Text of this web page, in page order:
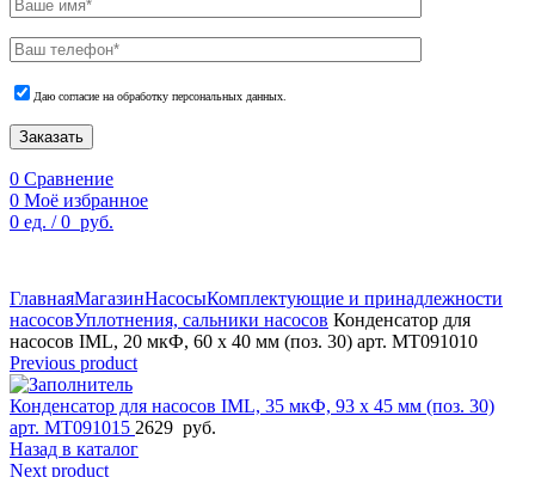
Даю согласие на обработку персональных данных.
Заказать
0 Сравнение
0 Моё избранное
0 ед. / 0 руб.
ГлавнаяМагазинНасосыКомплектующие и принадлежности
насосовУплотнения, сальники насосов Конденсатор для
насосов IML, 20 мкФ, 60 x 40 мм (поз. 30) арт. MT091010
Previous product
Конденсатор для насосов IML, 35 мкФ, 93 х 45 мм (поз. 30)
арт. MT091015 2629 руб.
Назад в каталог
Next product